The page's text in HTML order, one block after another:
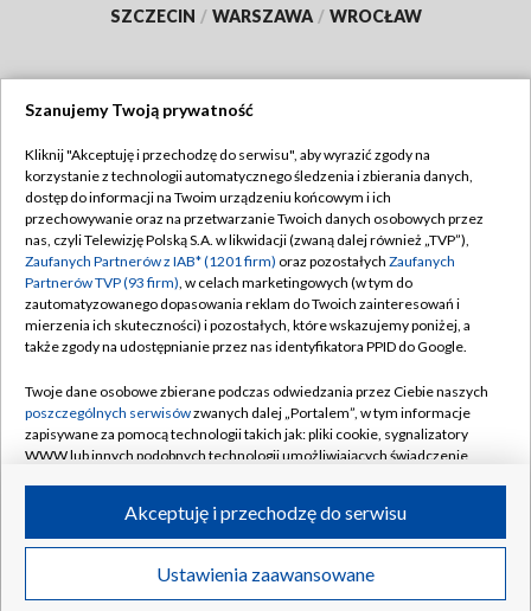
SZCZECIN / WARSZAWA / WROCŁAW
TVP
Abonament TVP
Emisja w TVP
Centrum informacji TVP
Naziemna Telewizja Cyfrowa
Rada Programowa
System NOS
Informacje o nadawcy
Program dla prasy
Ogłoszenie przetargowe
Regulamin TVP
Polityka prywatności
Moje zgody
Pomoc
Kontakt
Kanały
©2026 Telewizja Polska S.A. w likwidacji
Szanujemy Twoją prywatność
Kliknij "Akceptuję i przechodzę do serwisu", aby wyrazić zgody na
korzystanie z technologii automatycznego śledzenia i zbierania danych,
dostęp do informacji na Twoim urządzeniu końcowym i ich
przechowywanie oraz na przetwarzanie Twoich danych osobowych przez
nas, czyli Telewizję Polską S.A. w likwidacji (zwaną dalej również „TVP”),
Zaufanych Partnerów z IAB* (1201 firm) oraz pozostałych Zaufanych
Partnerów TVP (93 firm), w celach marketingowych (w tym do
zautomatyzowanego dopasowania reklam do Twoich zainteresowań i
mierzenia ich skuteczności) i pozostałych, które wskazujemy poniżej, a
także zgody na udostępnianie przez nas identyfikatora PPID do Google.
Twoje dane osobowe zbierane podczas odwiedzania przez Ciebie naszych
poszczególnych serwisówzwanych dalej „Portalem”, w tym informacje
zapisywane za pomocą technologii takich jak: pliki cookie, sygnalizatory
WWW lub innych podobnych technologii umożliwiających świadczenie
ruchu w Internecie.
Twoje dane osobowe zbierane podczas odwiedzania przez Ciebie
poszczególnych serwisówna Portalu, takie jak adresy IP, identyfikatory
Ustawienia zaawansowane
Akceptuję i przechodzę do serwisu